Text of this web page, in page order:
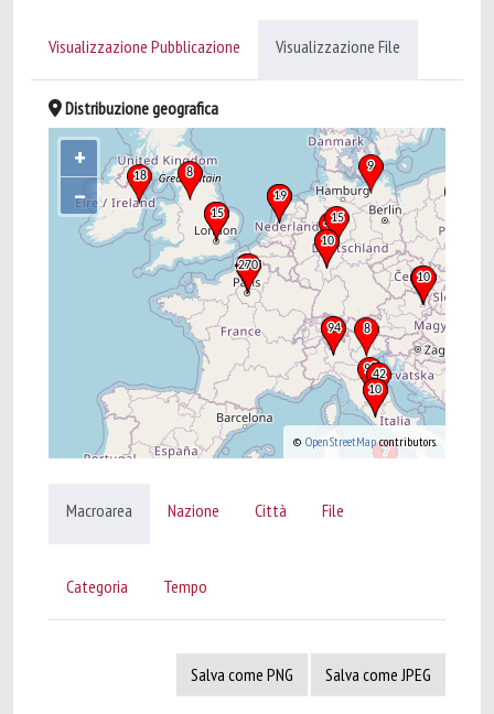
Visualizzazione Pubblicazione Visualizzazione File
Distribuzione geografica
+
–
© OpenStreetMapcontributors.
Macroarea Nazione Città File
Categoria Tempo
Salva come PNG Salva come JPEG